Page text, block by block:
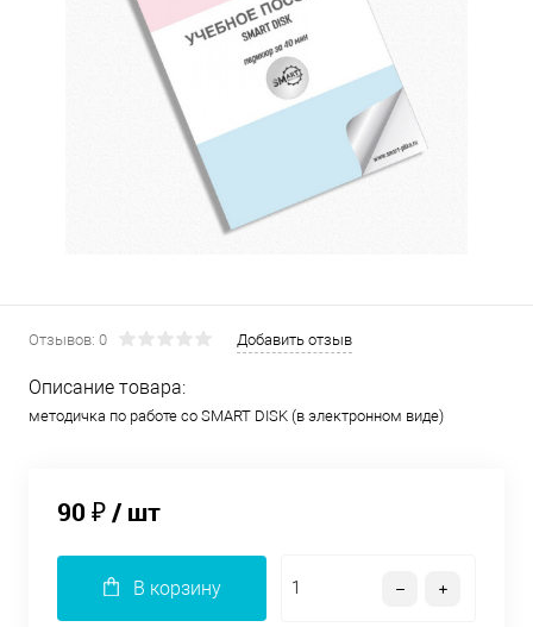
Отзывов: 0 Добавить отзыв
Описание товара:
методичка по работе со SMART DISK (в электронном виде)
90 ₽/ шт
В корзину